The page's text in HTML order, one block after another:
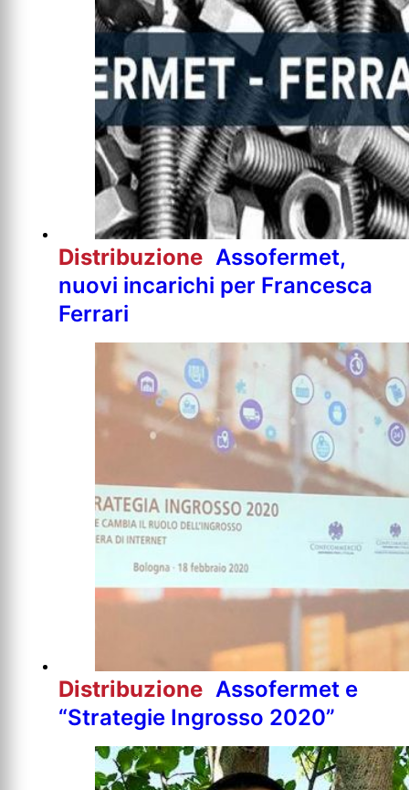
Distribuzione Assofermet,
nuovi incarichi per Francesca
Ferrari
Distribuzione Assofermet e
“Strategie Ingrosso 2020”